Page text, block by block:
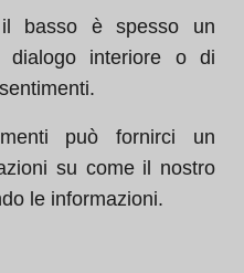
basso è spesso un
dialogo interiore o di
può fornirci un
su come il nostro
le informazioni.